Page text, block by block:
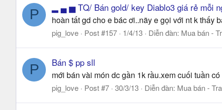
P ▂ ▄ ▅ TQ/ Bán gold/ key Diablo3 giá rẻ mỗi
hoàn tất gd cho e bác ơi..nãy e gọi với nt k thấy
pig_love Post #157 1/4/13 Diễn đàn: Mua bán -
P Bán $ pp sll
mới bán vài món dc gần 1k rầu.xem cuối tuần
pig_love Post #7 30/3/13 Diễn đàn: Mua bán -